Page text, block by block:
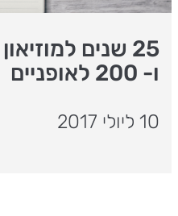
25 שנים
ו- 200 לאופניים
10 ליולי 2017